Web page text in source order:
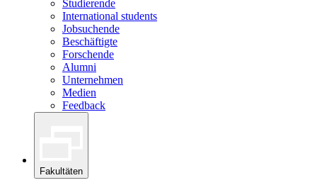
Studierende
International students
Jobsuchende
Beschäftigte
Forschende
Alumni
Unternehmen
Medien
Feedback
Fakultäten